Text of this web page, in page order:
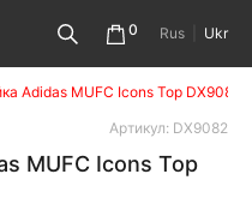
0 Rus Ukr
Adidas MUFC Icons Top DX9082
Артикул: DX9082
MUFC Icons Top